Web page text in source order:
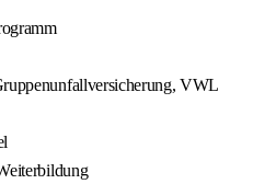
VWL